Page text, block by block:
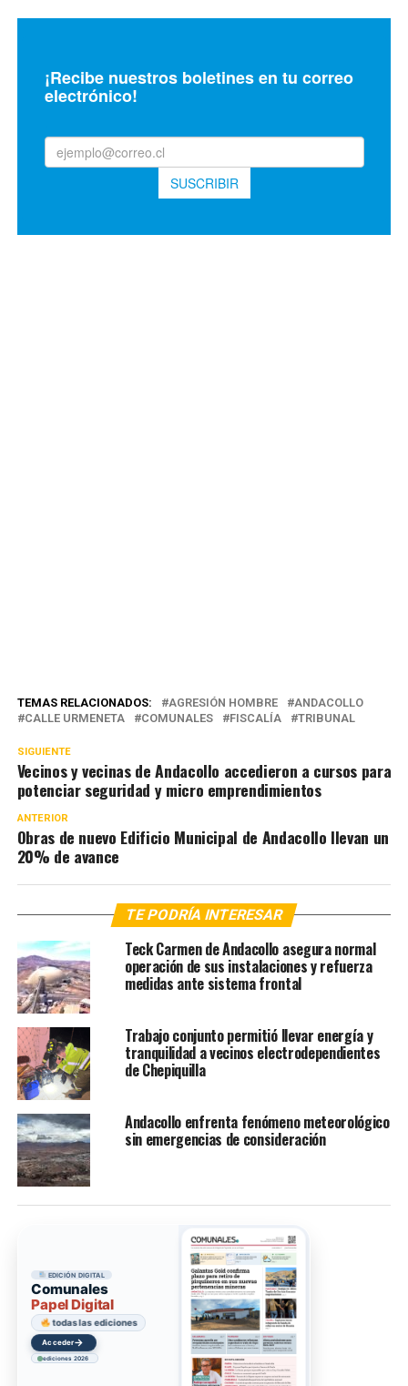
TEMAS RELACIONADOS: AGRESIÓN HOMBRE
ANDACOLLO
CALLE URMENETA
COMUNALES FISCALÍA TRIBUNAL
SIGUIENTE
Vecinos y vecinas de Andacollo accedieron a cursos para
potenciar seguridad y micro emprendimientos
ANTERIOR
Obras de nuevo Edificio Municipal de Andacollo llevan un
20% de avance
TE PODRÍA INTERESAR
Teck Carmen de Andacollo asegura normal
operación de sus instalaciones y refuerza
medidas ante sistema frontal
Trabajo conjunto permitió llevar energía y
tranquilidad a vecinos electrodependientes
de Chepiquilla
Andacollo enfrenta fenómeno meteorológico
sin emergencias de consideración
EDICIÓN DIGITAL
Comunales
Papel Digital
todas las ediciones
Acceder→
ediciones 2026